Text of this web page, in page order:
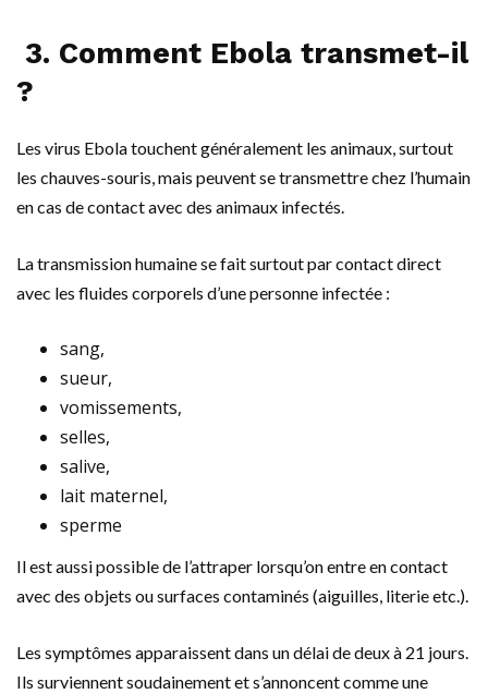
3. Comment Ebola transmet-il
?
Les virus Ebola touchent généralement les animaux, surtout
les chauves-souris, mais peuvent se transmettre chez l’humain
en cas de contact avec des animaux infectés.
La transmission humaine se fait surtout par contact direct
avec les fluides corporels d’une personne infectée :
sang,
sueur,
vomissements,
selles,
salive,
lait maternel,
sperme
Il est aussi possible de l’attraper lorsqu’on entre en contact
avec des objets ou surfaces contaminés (aiguilles, literie etc.).
Les symptômes apparaissent dans un délai de deux à 21 jours.
Ils surviennent soudainement et s’annoncent comme une